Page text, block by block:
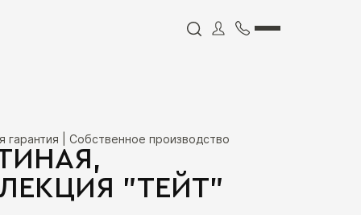
гарантия | Собственное производство
"ТЕЙТ"